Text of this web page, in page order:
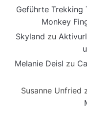
Geführte Trekking
Monkey
Skyland zu
Melanie Deisl zu
Susanne Unfried